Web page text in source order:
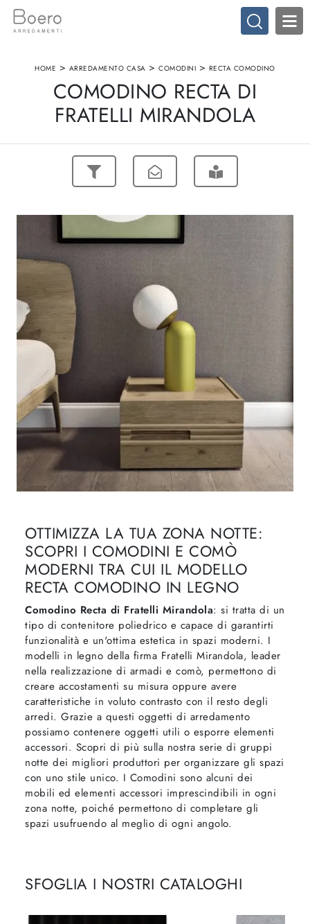
HOME > ARREDAMENTO CASA >COMODINI > RECTA COMODINO
COMODINO RECTA DI
FRATELLI MIRANDOLA
OTTIMIZZA LA TUA ZONA NOTTE:
SCOPRI I COMODINI E COMÒ
MODERNI TRA CUI IL MODELLO
RECTA COMODINO IN LEGNO
Comodino Recta di Fratelli Mirandola: si tratta di un
tipo di contenitore poliedrico e capace di garantirti
funzionalità e un'ottima estetica in spazi moderni. I
modelli in legno della firma Fratelli Mirandola, leader
nella realizzazione di armadi e comò, permettono di
creare accostamenti su misura oppure avere
caratteristiche in voluto contrasto con il resto degli
arredi. Grazie a questi oggetti di arredamento
possiamo contenere oggetti utili o esporre elementi
accessori. Scopri di più sulla nostra serie di gruppi
notte dei migliori produttori per organizzare gli spazi
con uno stile unico. I Comodini sono alcuni dei
mobili ed elementi accessori imprescindibili in ogni
zona notte, poiché permettono di completare gli
spazi usufruendo al meglio di ogni angolo.
SFOGLIA I NOSTRI CATALOGHI